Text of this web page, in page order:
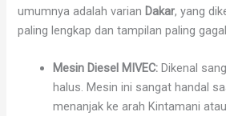
umumnya adalah varian Dakar, yang
paling lengkap dan tampilan paling
Mesin Diesel MIVEC: Dikenal
halus. Mesin ini sangat handal
menanjak ke arah Kintamani